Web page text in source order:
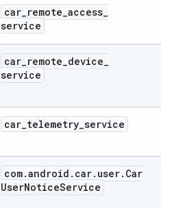
car_remote_access_
service
car_remote_device_
service
car_telemetry_service
com.android . car. user. Car
UserNoticeService